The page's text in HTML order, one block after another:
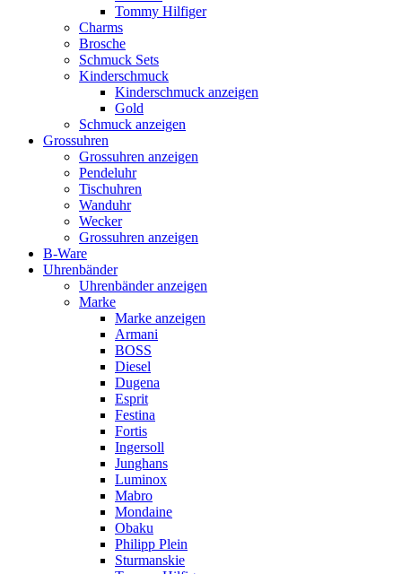
Tommy Hilfiger
Charms
Brosche
Schmuck Sets
Kinderschmuck
Kinderschmuck anzeigen
Gold
Schmuck anzeigen
Grossuhren
Grossuhren anzeigen
Pendeluhr
Tischuhren
Wanduhr
Wecker
Grossuhren anzeigen
B-Ware
Uhrenbänder
Uhrenbänder anzeigen
Marke
Marke anzeigen
Armani
BOSS
Diesel
Dugena
Esprit
Festina
Fortis
Ingersoll
Junghans
Luminox
Mabro
Mondaine
Obaku
Philipp Plein
Sturmanskie